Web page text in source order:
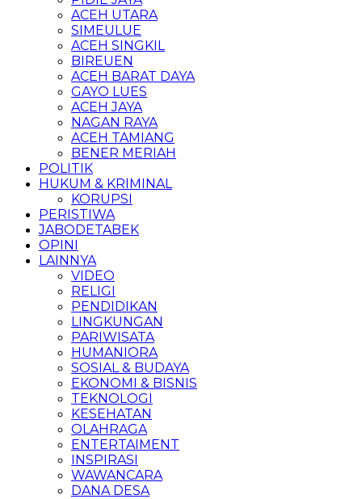
ACEH UTARA
SIMEULUE
ACEH SINGKIL
BIREUEN
ACEH BARAT DAYA
GAYO LUES
ACEH JAYA
NAGAN RAYA
ACEH TAMIANG
BENER MERIAH
POLITIK
HUKUM & KRIMINAL
KORUPSI
PERISTIWA
JABODETABEK
OPINI
LAINNYA
VIDEO
RELIGI
PENDIDIKAN
LINGKUNGAN
PARIWISATA
HUMANIORA
SOSIAL & BUDAYA
EKONOMI & BISNIS
TEKNOLOGI
KESEHATAN
OLAHRAGA
ENTERTAIMENT
INSPIRASI
WAWANCARA
DANA DESA